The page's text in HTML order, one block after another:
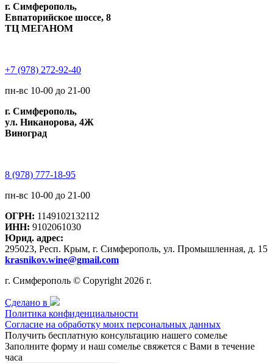
г. Симферополь,
Евпаторийское шоссе, 8
ТЦ МЕГАНОМ
+7 (978) 272-92-40
пн-вс 10-00 до 21-00
г. Симферополь,
ул. Никанорова, 4Ж
Виноград
8 (978) 777-18-95
пн-вс 10-00 до 21-00
ОГРН: 1149102132112
ИНН: 9102061030
Юрид. адрес:
295023, Респ. Крым, г. Симферополь, ул. Промышленная, д. 15
krasnikov.wine@gmail.com
г. Симферополь © Copyright 2026 г.
Сделано в
Политика конфиденциальности
Согласие на обработку моих персональных данных
Получить бесплатную консультацию нашего сомелье
Заполните форму и наш сомелье свяжется с Вами в течение
часа